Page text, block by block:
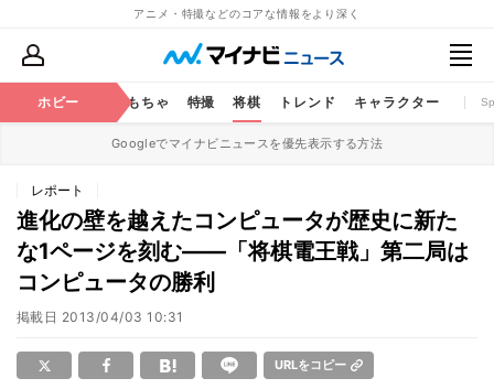
アニメ・特撮などのコアな情報をより深く
ホビー
コミック おもちゃ 特撮 将棋 トレンド キャラクター
Googleでマイナビニュースを優先表示する方法
レポート
進化の壁を越えたコンピュータが歴史に新た
な1ページを刻む――「将棋電王戦」第二局は
コンピュータの勝利
掲載日 2013/04/03 10:31
URLをコピー